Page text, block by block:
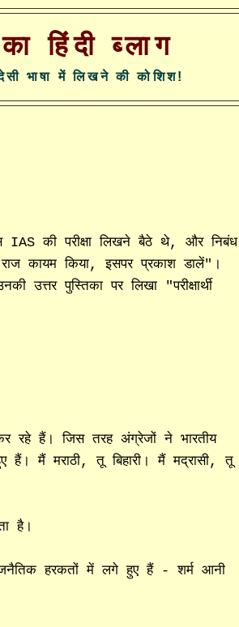
हिंदी ब्लाग
देसी भाषा में लिखने की कोशिश!
IAS की परीक्षा लिखने बैठे थे, और निबंध
कायम किया, इसपर प्रकाश डालें"।
पुस्तिका पर लिखा "परीक्षार्थी
रहे हैं। जिस तरह अंग्रेजों ने भारतीय
मैं मराठी, तू बिहारी। मैं मद्रासी, तू
है।
हरकतों में लगे हुए हैं - शर्म आनी